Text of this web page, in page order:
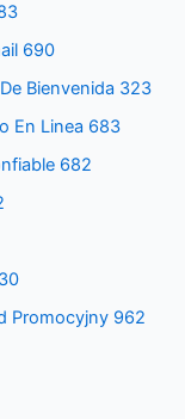
690
Bienvenida 323
En Linea 683
682
Promocyjny 962